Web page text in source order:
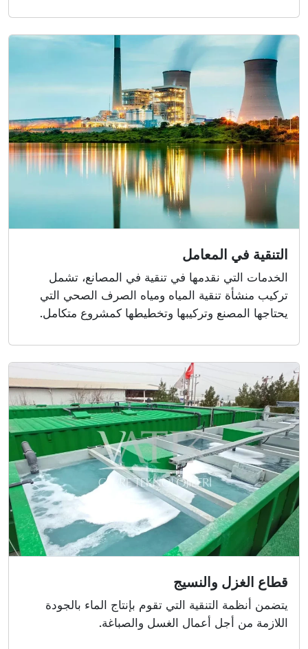
التنقية في المعامل
الخدمات التي نقدمها في تنقية في المصانع، تشمل
تركيب منشأة تنقية المياه ومياه الصرف الصحي التي
يحتاجها المصنع وتركيبها وتخطيطها كمشروع متكامل.
قطاع الغزل والنسيج
يتضمن أنظمة التنقية التي تقوم بإنتاج الماء بالجودة
اللازمة من أجل أعمال الغسل والصباغة.